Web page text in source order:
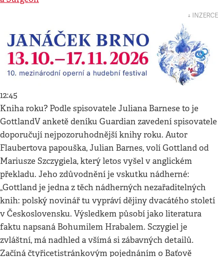
↓ INZERCE
12:45
Kniha roku? Podle spisovatele Juliana Barnese to je
GottlandV anketě deníku Guardian zavedení spisovatele
doporučují nejpozoruhodnější knihy roku. Autor
Flaubertova papouška, Julian Barnes, volí Gottland od
Mariusze Szczygiela, který letos vyšel v anglickém
překladu. Jeho zdůvodnění je vskutku nádherné:
„Gottland je jedna z těch nádherných nezařaditelných
knih: polský novinář tu vypráví dějiny dvacátého století
v Československu. Výsledkem působí jako literatura
faktu napsaná Bohumilem Hrabalem. Sczygiel je
zvláštní, má nadhled a všímá si zábavných detailů.
Začíná čtyřicetistránkovým pojednáním o Baťově